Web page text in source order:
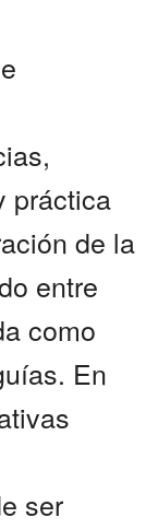
práctica
de la
entre
como
En
ser